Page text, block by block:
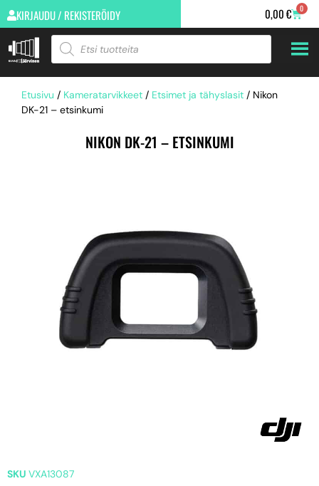
KIRJAUDU / REKISTERÖIDY 0,00€ 0
Etusivu / Kameratarvikkeet / Etsimet ja tähyslasit / Nikon
DK-21 – etsinkumi
NIKON DK-21 – ETSINKUMI
SKU VXA13087